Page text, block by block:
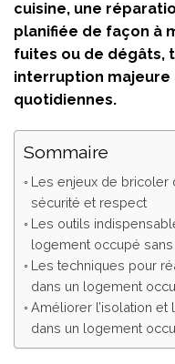
cuisine, une
planifiée de façon à
fuites ou de dégâts,
interruption majeure
quotidiennes.
Sommaire
Les enjeux de bricoler
sécurité et respect
Les outils
logement occupé sans
Les techniques pour
dans un logement
Améliorer l’isolation et
dans un logement